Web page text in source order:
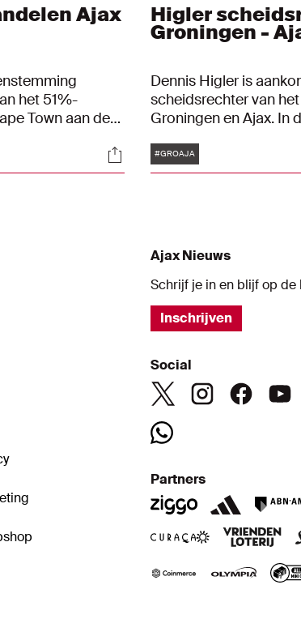
Ajax
het 51%-
Town aan de
afgerond.
Socials
Higler
Groningen -
Dennis Higler is
scheidsrechter van
Groningen en Ajax. In
Dongen en Jan de Vries.
Tags
#GROAJA
Ajax Nieuws
Schrijf je in en blijf op de
Inschrijven
Social
Partners